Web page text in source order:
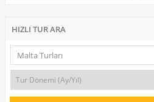
HIZLI TUR ARA